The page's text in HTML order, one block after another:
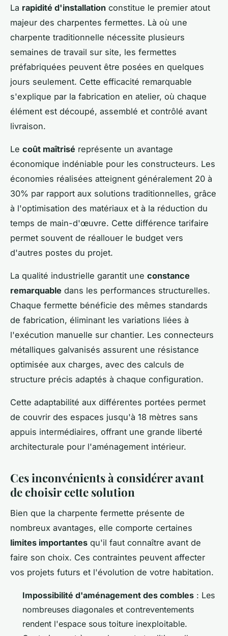
La rapidité d'installation constitue le premier atout
majeur des charpentes fermettes. Là où une
charpente traditionnelle nécessite plusieurs
semaines de travail sur site, les fermettes
préfabriquées peuvent être posées en quelques
jours seulement. Cette efficacité remarquable
s'explique par la fabrication en atelier, où chaque
élément est découpé, assemblé et contrôlé avant
livraison.
Le coût maîtrisé représente un avantage
économique indéniable pour les constructeurs. Les
économies réalisées atteignent généralement 20 à
30% par rapport aux solutions traditionnelles, grâce
à l'optimisation des matériaux et à la réduction du
temps de main-d'œuvre. Cette différence tarifaire
permet souvent de réallouer le budget vers
d'autres postes du projet.
La qualité industrielle garantit une constance
remarquable dans les performances structurelles.
Chaque fermette bénéficie des mêmes standards
de fabrication, éliminant les variations liées à
l'exécution manuelle sur chantier. Les connecteurs
métalliques galvanisés assurent une résistance
optimisée aux charges, avec des calculs de
structure précis adaptés à chaque configuration.
Cette adaptabilité aux différentes portées permet
de couvrir des espaces jusqu'à 18 mètres sans
appuis intermédiaires, offrant une grande liberté
architecturale pour l'aménagement intérieur.
Ces inconvénients à considérer avant
de choisir cette solution
Bien que la charpente fermette présente de
nombreux avantages, elle comporte certaines
limites importantes qu'il faut connaître avant de
faire son choix. Ces contraintes peuvent affecter
vos projets futurs et l'évolution de votre habitation.
Impossibilité d'aménagement des combles : Les
nombreuses diagonales et contreventements
rendent l'espace sous toiture inexploitable.